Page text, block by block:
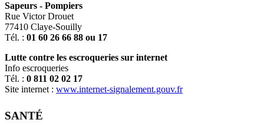
Sapeurs - Pompiers
Rue Victor Drouet
77410 Claye-Souilly
Tél. : 01 60 26 66 88 ou 17
Lutte contre les escroqueries sur internet
Info escroqueries
Tél. : 0 811 02 02 17
Site internet : www.internet-signalement.gouv.fr
SANTÉ